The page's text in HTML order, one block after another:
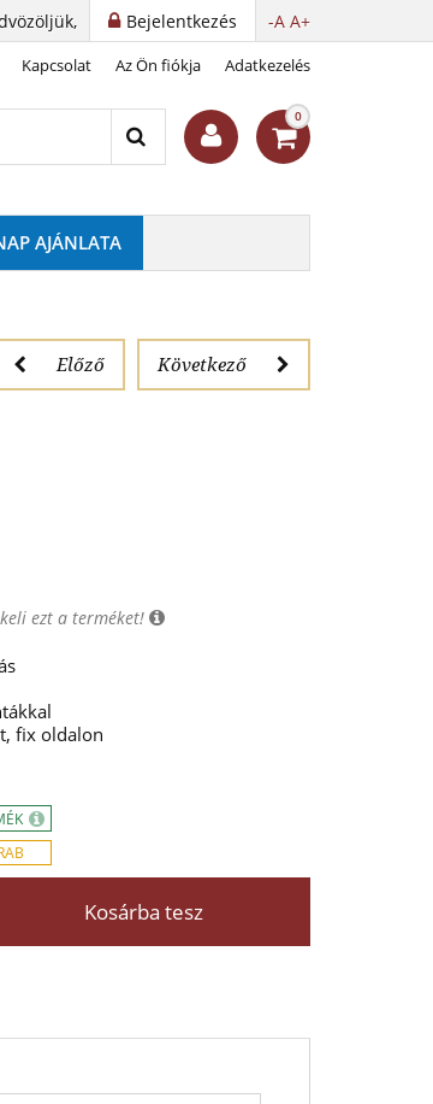
-A A+
Bejelentkezés
Kapcsolat Az Ön fiókja Adatkezelés
0
AJÁNLATA
Következő
Előző
ezt a terméket!
fix oldalon
Kosárba tesz
borítóval